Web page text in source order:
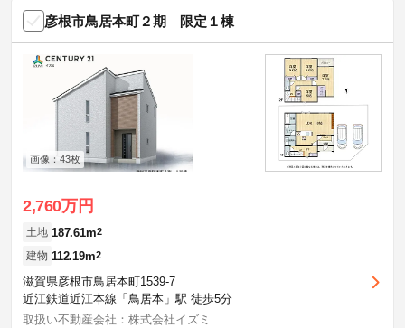
彦根市鳥居本町２期 限定１棟
画像：43枚
2,760万円
土地 187.61m2
建物 112.19m2
滋賀県彦根市鳥居本町1539-7
近江鉄道近江本線「鳥居本」駅 徒歩5分
取扱い不動産会社：株式会社イズミ